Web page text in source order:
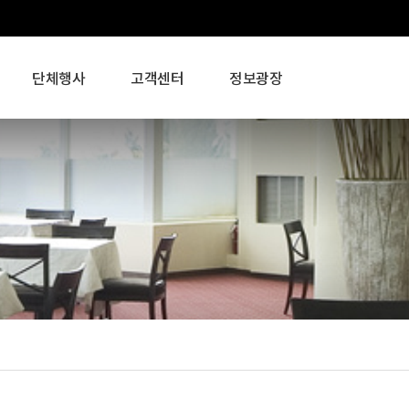
단체행사 고객센터 정보광장